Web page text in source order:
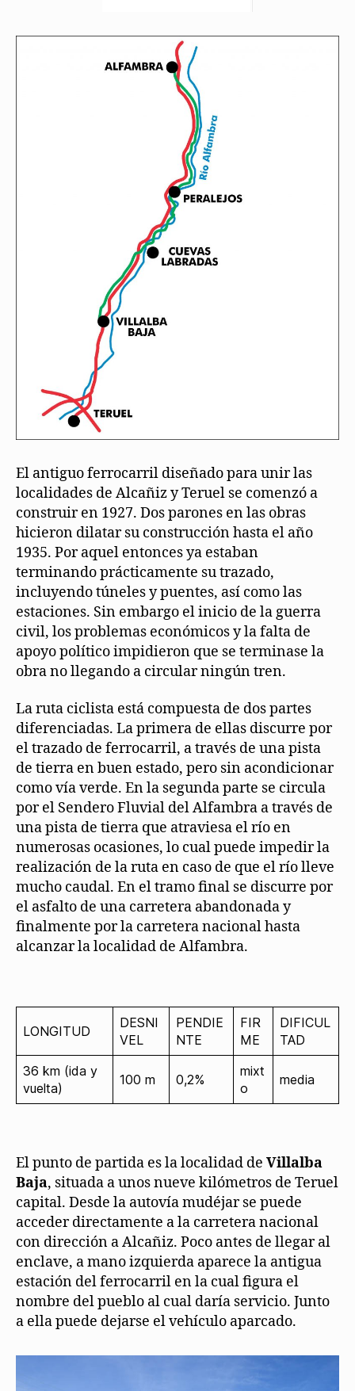
El antiguo ferrocarril diseñado para unir las
localidades de Alcañiz y Teruel se comenzó a
construir en 1927. Dos parones en las obras
hicieron dilatar su construcción hasta el año
1935. Por aquel entonces ya estaban
terminando prácticamente su trazado,
incluyendo túneles y puentes, así como las
estaciones. Sin embargo el inicio de la guerra
civil, los problemas económicos y la falta de
apoyo político impidieron que se terminase la
obra no llegando a circular ningún tren.
La ruta ciclista está compuesta de dos partes
diferenciadas. La primera de ellas discurre por
el trazado de ferrocarril, a través de una pista
de tierra en buen estado, pero sin acondicionar
como vía verde. En la segunda parte se circula
por el Sendero Fluvial del Alfambra a través de
una pista de tierra que atraviesa el río en
numerosas ocasiones, lo cual puede impedir la
realización de la ruta en caso de que el río lleve
mucho caudal. En el tramo final se discurre por
el asfalto de una carretera abandonada y
finalmente por la carretera nacional hasta
alcanzar la localidad de Alfambra.
LONGITUD
DESNI
VEL
PENDIE
NTE
FIR
ME
DIFICUL
TAD
36 km (ida y
vuelta)
100 m 0,2%
mixt
o
media
El punto de partida es la localidad de Villalba
Baja, situada a unos nueve kilómetros de Teruel
capital. Desde la autovía mudéjar se puede
acceder directamente a la carretera nacional
con dirección a Alcañiz. Poco antes de llegar al
enclave, a mano izquierda aparece la antigua
estación del ferrocarril en la cual figura el
nombre del pueblo al cual daría servicio. Junto
a ella puede dejarse el vehículo aparcado.